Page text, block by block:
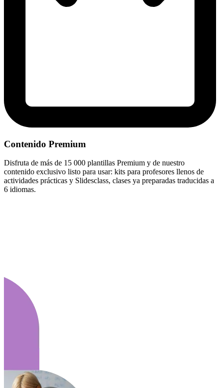
Contenido Premium
Disfruta de más de 15 000 plantillas Premium y de nuestro
contenido exclusivo listo para usar: kits para profesores llenos de
actividades prácticas y Slidesclass, clases ya preparadas traducidas a
6 idiomas.